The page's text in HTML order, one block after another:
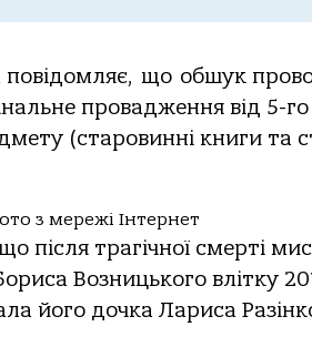
повідомляє, що обшук
провадження від 5-
(старовинні книги та
з мережі Інтернет
після трагічної смерті
Возницького влітку
його дочка Лариса